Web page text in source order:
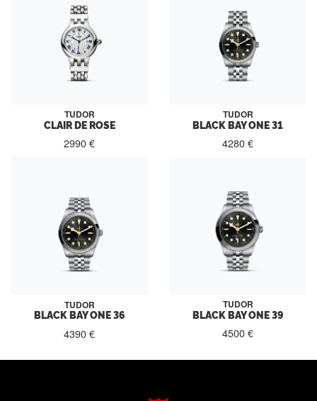
TUDOR
CLAIR DE ROSE
2990 €
TUDOR
BLACK BAY ONE 31
4280 €
TUDOR
BLACK BAY ONE 36
4390 €
TUDOR
BLACK BAY ONE 39
4500 €